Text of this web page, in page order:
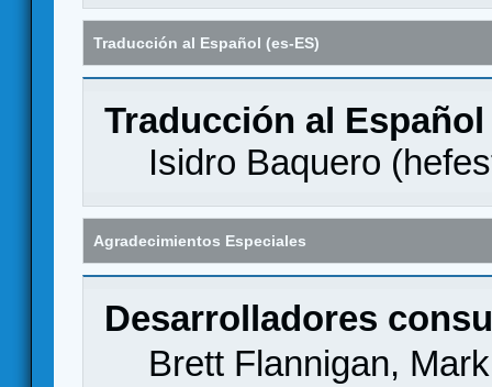
Traducción al Español (es-ES)
Traducción al Español
Isidro Baquero (
Agradecimientos Especiales
Desarrolladores
Brett Flannigan,